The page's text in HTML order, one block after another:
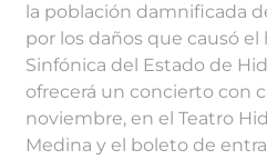
la población damnificada
por los daños que causó el
Sinfónica del Estado de
ofrecerá un concierto con
noviembre, en el Teatro
Medina y el boleto de